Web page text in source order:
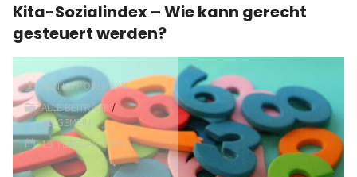
Kriterien
es
den
Diskussionsbedarf
gibt"
Kita-Sozialindex – Wie kann gerecht
gesteuert werden?
ANNIKA POHLMANN
ALLE BEITRÄGE /
ALLGEMEIN
19. FEBRUAR 2026